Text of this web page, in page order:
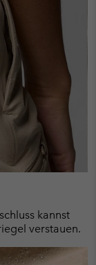
kannst
verstauen.